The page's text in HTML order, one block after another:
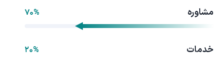
مشاوره ۷۰%
خدمات ۲۰%